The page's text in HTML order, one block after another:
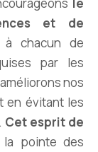
et de
chacun de
par les
nos
en évitant les
Cet esprit de
pointe des